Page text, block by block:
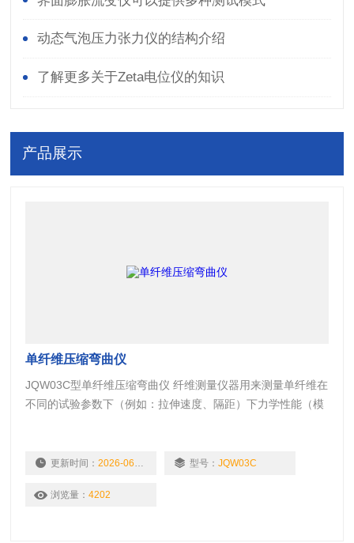
动态气泡压力张力仪的结构介绍
了解更多关于Zeta电位仪的知识
产品展示
单纤维压缩弯曲仪
JQW03C型单纤维压缩弯曲仪 纤维测量仪器用来测量单纤维在
不同的试验参数下（例如：拉伸速度、隔距）下力学性能（模
征纤维材料的特征，为纤维材料的应用和贸易过程中提供指导
更新时间：2026-06-11 型号：JQW03C
浏览量：4202